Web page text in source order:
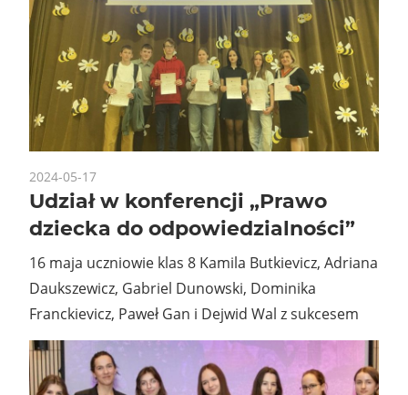
2024-05-17
Udział w konferencji „Prawo
dziecka do odpowiedzialności”
16 maja uczniowie klas 8 Kamila Butkievicz, Adriana
Daukszewicz, Gabriel Dunowski, Dominika
Franckievicz, Paweł Gan i Dejwid Wal z sukcesem